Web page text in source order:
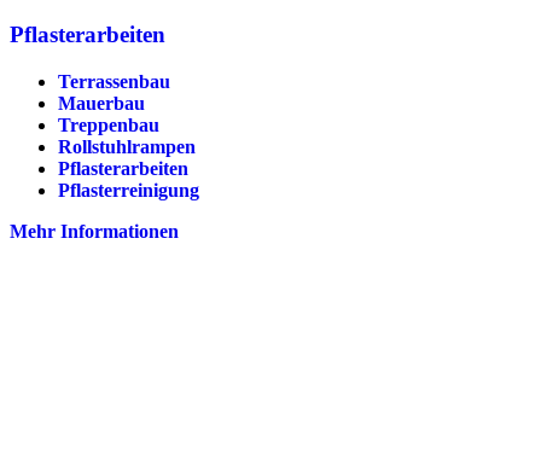
Pflasterarbeiten
Terrassenbau
Mauerbau
Treppenbau
Rollstuhlrampen
Pflasterarbeiten
Pflasterreinigung
Mehr Informationen